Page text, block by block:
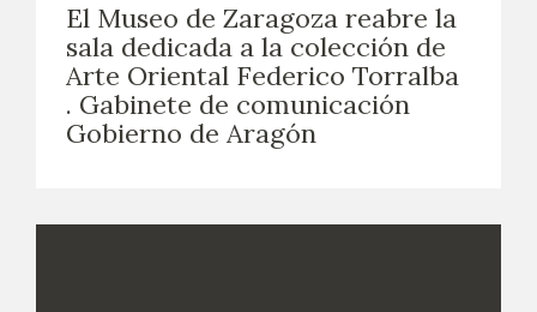
El Museo de Zaragoza reabre la
sala dedicada a la colección de
Arte Oriental Federico Torralba
. Gabinete de comunicación
Gobierno de Aragón